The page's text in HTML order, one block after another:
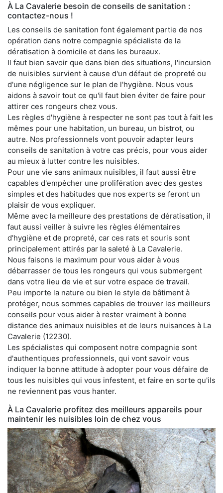
À La Cavalerie besoin de conseils de sanitation :
contactez-nous !
Les conseils de sanitation font également partie de nos
opération dans notre compagnie spécialiste de la
dératisation à domicile et dans les bureaux.
Il faut bien savoir que dans bien des situations, l'incursion
de nuisibles survient à cause d'un défaut de propreté ou
d'une négligence sur le plan de l'hygiène. Nous vous
aidons à savoir tout ce qu'il faut bien éviter de faire pour
attirer ces rongeurs chez vous.
Les règles d'hygiène à respecter ne sont pas tout à fait les
mêmes pour une habitation, un bureau, un bistrot, ou
autre. Nos professionnels vont pouvoir adapter leurs
conseils de sanitation à votre cas précis, pour vous aider
au mieux à lutter contre les nuisibles.
Pour une vie sans animaux nuisibles, il faut aussi être
capables d'empêcher une prolifération avec des gestes
simples et des habitudes que nos experts se feront un
plaisir de vous expliquer.
Même avec la meilleure des prestations de dératisation, il
faut aussi veiller à suivre les règles élémentaires
d'hygiène et de propreté, car ces rats et souris sont
principalement attirés par la saleté à La Cavalerie.
Nous faisons le maximum pour vous aider à vous
débarrasser de tous les rongeurs qui vous submergent
dans votre lieu de vie et sur votre espace de travail.
Peu importe la nature ou bien le style de bâtiment à
protéger, nous sommes capables de trouver les meilleurs
conseils pour vous aider à rester vraiment à bonne
distance des animaux nuisibles et de leurs nuisances à La
Cavalerie (12230).
Les spécialistes qui composent notre compagnie sont
d'authentiques professionnels, qui vont savoir vous
indiquer la bonne attitude à adopter pour vous défaire de
tous les nuisibles qui vous infestent, et faire en sorte qu'ils
ne reviennent pas vous hanter.
À La Cavalerie profitez des meilleurs appareils pour
maintenir les nuisibles loin de chez vous